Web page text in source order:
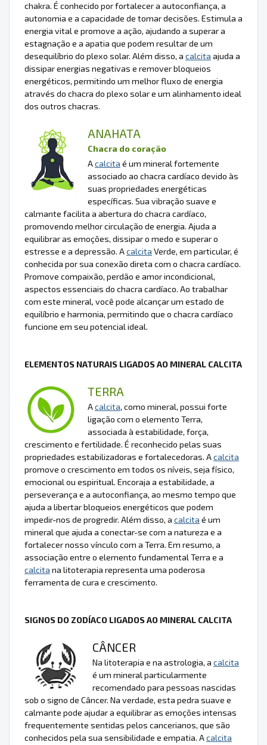
chakra. É conhecido por fortalecer a autoconfiança, a
autonomia e a capacidade de tomar decisões. Estimula a
energia vital e promove a ação, ajudando a superar a
estagnação e a apatia que podem resultar de um
desequilíbrio do plexo solar. Além disso, a calcita ajuda a
dissipar energias negativas e remover bloqueios
energéticos, permitindo um melhor fluxo de energia
através do chacra do plexo solar e um alinhamento ideal
dos outros chacras.
ANAHATA
Chacra do coração
Acalcita é um mineral fortemente
associado ao chacra cardíaco devido às
suas propriedades energéticas
específicas. Sua vibração suave e
calmante facilita a abertura do chacra cardíaco,
promovendo melhor circulação de energia. Ajuda a
equilibrar as emoções, dissipar o medo e superar o
estresse e a depressão. Acalcita Verde, em particular, é
conhecida por sua conexão direta com o chacra cardíaco.
Promove compaixão, perdão e amor incondicional,
aspectos essenciais do chacra cardíaco. Ao trabalhar
com este mineral, você pode alcançar um estado de
equilíbrio e harmonia, permitindo que o chacra cardíaco
funcione em seu potencial ideal.
ELEMENTOS NATURAIS LIGADOS AO MINERAL CALCITA
TERRA
Acalcita, como mineral, possui forte
ligação com o elemento Terra,
associada à estabilidade, força,
crescimento e fertilidade. É reconhecido pelas suas
propriedades estabilizadoras e fortalecedoras. Acalcita
promove o crescimento em todos os níveis, seja físico,
emocional ou espiritual. Encoraja a estabilidade, a
perseverança e a autoconfiança, ao mesmo tempo que
ajuda a libertar bloqueios energéticos que podem
impedir-nos de progredir. Além disso, a calcita é um
mineral que ajuda a conectar-se com a natureza e a
fortalecer nosso vínculo com a Terra. Em resumo, a
associação entre o elemento fundamental Terra e a
calcita na litoterapia representa uma poderosa
ferramenta de cura e crescimento.
SIGNOS DO ZODÍACO LIGADOS AO MINERAL CALCITA
CÂNCER
Na litoterapia e na astrologia, a calcita
é um mineral particularmente
recomendado para pessoas nascidas
sob o signo de Câncer. Na verdade, esta pedra suave e
calmante pode ajudar a equilibrar as emoções intensas
frequentemente sentidas pelos cancerianos, que são
conhecidos pela sua sensibilidade e empatia. Acalcita